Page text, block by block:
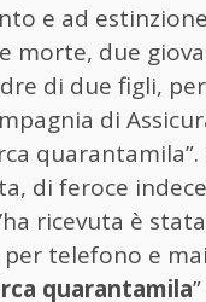
e ad
morte, due
di due figli,
di
quarantamila”.
di feroce
ricevuta è
per telefono e
quarantamila”